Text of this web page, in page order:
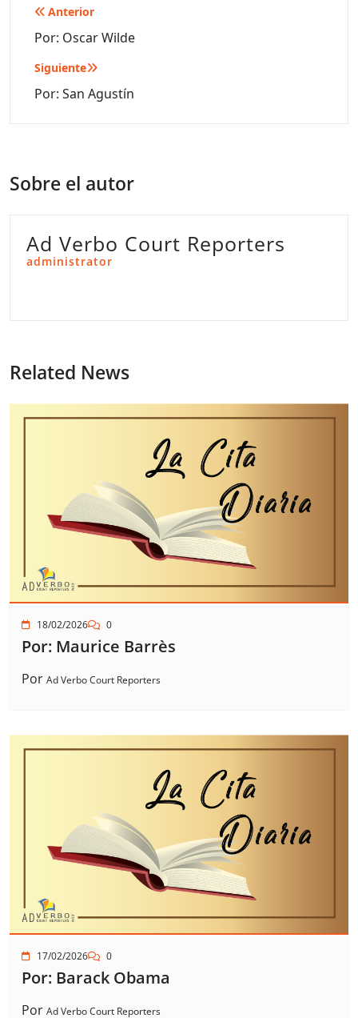
Navegación
de
entradas
Anterior
Por: Oscar Wilde
Siguiente
Por: San Agustín
Sobre el autor
Ad Verbo Court Reporters
administrator
Related News
18/02/2026 0
Por: Maurice Barrès
Por Ad Verbo Court Reporters
17/02/2026 0
Por: Barack Obama
Por Ad Verbo Court Reporters